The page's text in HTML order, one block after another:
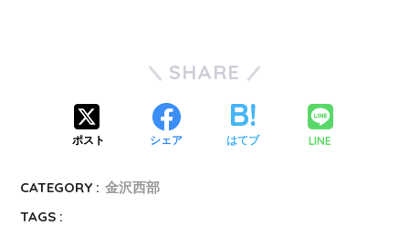
SHARE
ポスト シェア はてブ LINE
CATEGORY : 金沢西部
TAGS :